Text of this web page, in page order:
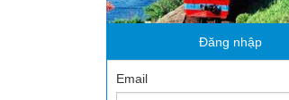
Đăng nhập
Email